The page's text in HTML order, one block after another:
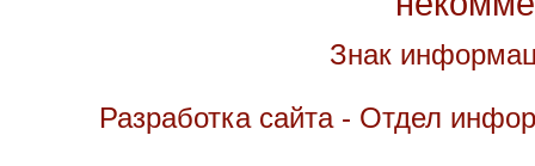
Знак
Разработка сайта - Отдел